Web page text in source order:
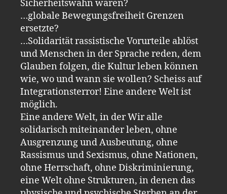
Sicherheitswahn wären?
…globale Bewegungsfreiheit Grenzen
ersetzte?
…Solidarität rassistische Vorurteile ablöst
und Menschen in der Sprache reden, dem
Glauben folgen, die Kultur leben können
wie, wo und wann sie wollen? Scheiss auf
Integrationsterror! Eine andere Welt ist
möglich.
Eine andere Welt, in der Wir alle
solidarisch miteinander leben, ohne
Ausgrenzung und Ausbeutung, ohne
Rassismus und Sexismus, ohne Nationen,
ohne Herrschaft, ohne Diskriminierung,
eine Welt ohne Strukturen, in denen das